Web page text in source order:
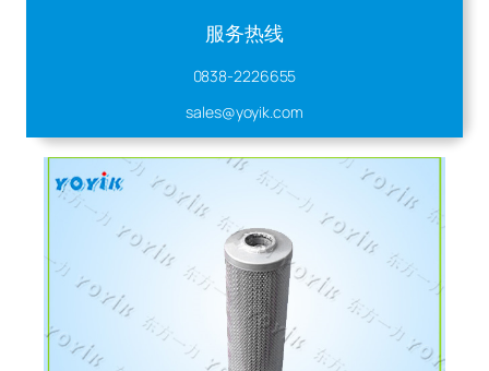
服务热线
0838-2226655
sales@yoyik.com